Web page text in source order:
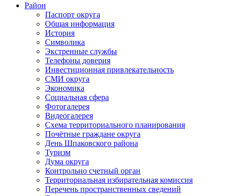
Район
Паспорт округа
Общая информация
История
Символика
Экстренные службы
Телефоны доверия
Инвестиционная привлекательность
СМИ округа
Экономика
Социальная сфера
Фотогалерея
Видеогалерея
Схема территориального планирования
Почётные граждане округа
День Шпаковского района
Туризм
Дума округа
Контрольно счетный орган
Территориальная избирательная комиссия
Перечень пространственных сведений